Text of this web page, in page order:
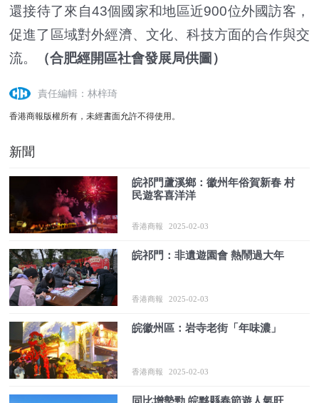
還接待了來自43個國家和地區近900位外國訪客，
促進了區域對外經濟、文化、科技方面的合作與交
流。
（合肥經開區社會發展局供圖）
責任編輯：林梓琦
香港商報版權所有，未經書面允許不得使用。
新聞
皖祁門蘆溪鄉：徽州年俗賀新春 村
民遊客喜洋洋
香港商報 2025-02-03
皖祁門：非遺遊園會 熱鬧過大年
香港商報 2025-02-03
皖徽州區：岩寺老街「年味濃」
香港商報 2025-02-03